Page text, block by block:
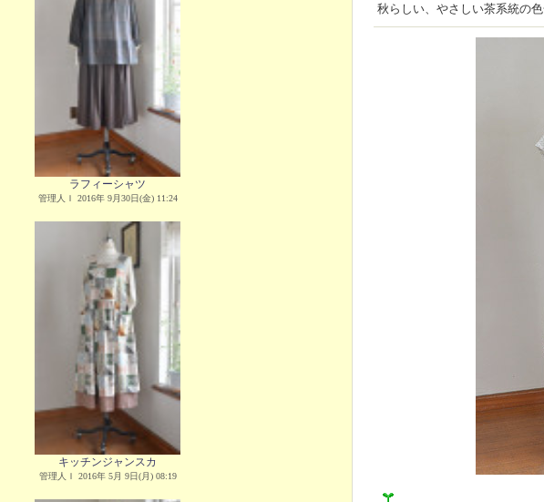
ラフィーシャツ
管理人Ｉ 2016年 9月30日(金) 11:24
キッチンジャンスカ
管理人Ｉ 2016年 5月 9日(月) 08:19
秋らしい、やさしい茶系統の色